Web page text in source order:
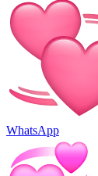
WhatsApp